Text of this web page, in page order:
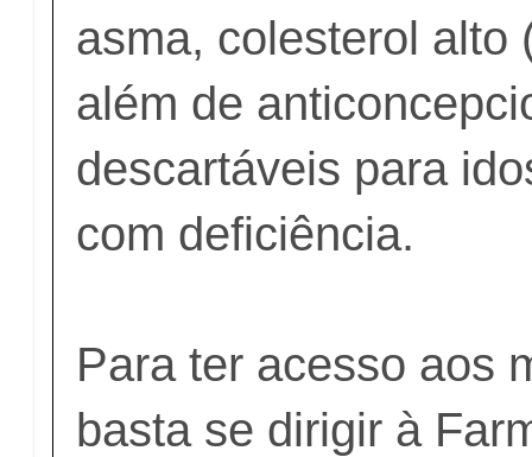
asma, colesterol alto
além de
descartáveis para
com deficiência.
Para ter acesso aos
basta se dirigir à